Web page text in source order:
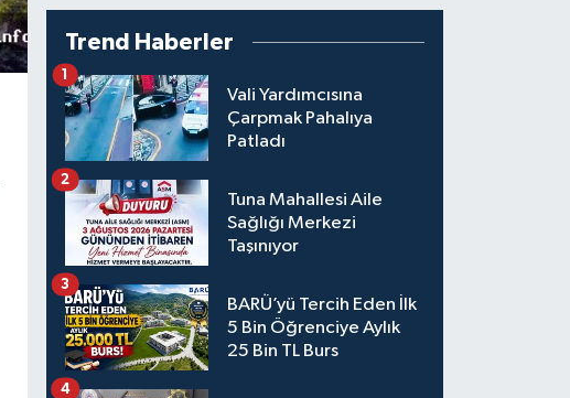
Trend Haberler
Vali Yardımcısına
Çarpmak Pahalıya
Patladı
1
Tuna Mahallesi Aile
Sağlığı Merkezi
Taşınıyor
2
BARÜ’yü Tercih Eden İlk
5 Bin Öğrenciye Aylık
25 Bin TL Burs
3
4